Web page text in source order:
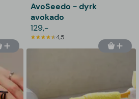
AvoSeedo - dyrk
avokado
129,-
4,5